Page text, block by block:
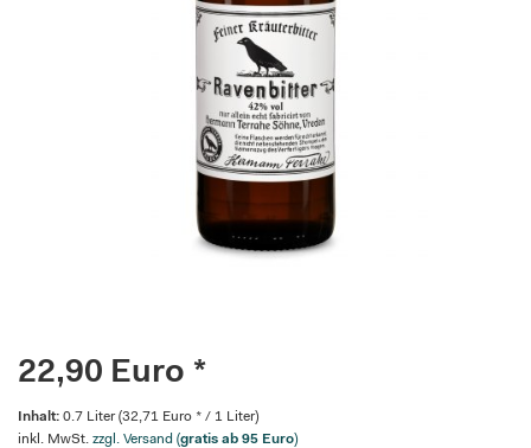
22,90 Euro *
Inhalt: 0.7 Liter (32,71 Euro * / 1 Liter)
inkl. MwSt. zzgl. Versand (gratis ab 95 Euro)